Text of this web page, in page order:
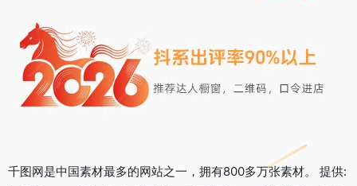
千图网是中国素材最多的网站之一，拥有800多万张素材。 提供: